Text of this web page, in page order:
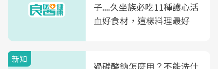
子....久坐族必吃11種護心活
血好食材，這樣料理最好
新知
過碳酸鈉怎麼用？不能洗什